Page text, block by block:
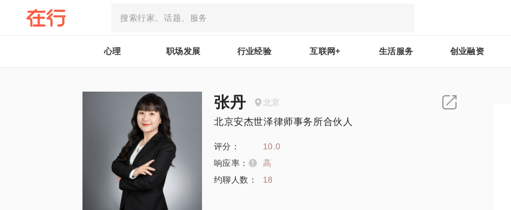
心理 职场发展 行业经验 互联网+ 生活服务 创业融资
张丹 北京
北京安杰世泽律师事务所合伙人
评分：
10.0
响应率：
高
约聊人数：
18